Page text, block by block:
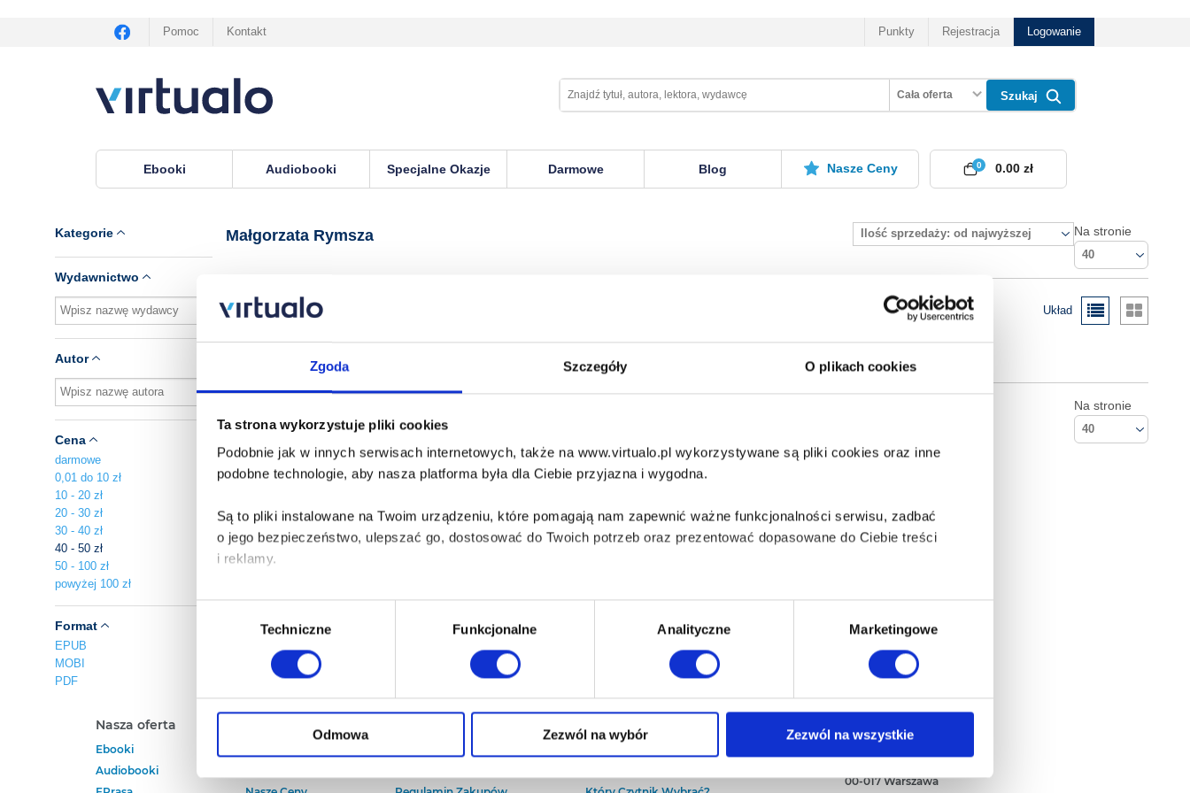
Zgoda Szczegóły O plikach cookies
Ta strona wykorzystuje pliki cookies
Podobnie jak w innych serwisach internetowych, także na www.virtualo.pl wykorzystywane są pliki cookies oraz inne
podobne technologie, aby nasza platforma była dla Ciebie przyjazna i wygodna.
Są to pliki instalowane na Twoim urządzeniu, które pomagają nam zapewnić ważne funkcjonalności serwisu, zadbać
o jego bezpieczeństwo, ulepszać go, dostosować do Twoich potrzeb oraz prezentować dopasowane do Ciebie treści
i reklamy.
Poza plikami, które są nam niezbędne do prawidłowego i bezpiecznego działania serwisu - są także takie, które wymagają
Twojej zgody.
Każda udzielona zgoda poprawi Twoje doświadczenia jeśli jesteś naszym Użytkownikiem.
Wybór
Techniczne Funkcjonalne Analityczne Marketingowe
Odmowa Zezwól na wybór Zezwól na wszystkie
Pomoc Kontakt Punkty Rejestracja Logowanie
Cała oferta Szukaj
Ebooki Audiobooki Specjalne Okazje Darmowe Blog Nasze Ceny 0
0.00 zł
Kategorie
Wydawnictwo
Autor
Cena
darmowe
0,01 do 10 zł
10 - 20 zł
20 - 30 zł
30 - 40 zł
40 - 50 zł
50 - 100 zł
powyżej 100 zł
Format
EPUB
MOBI
PDF
Małgorzata Rymsza Ilość sprzedaży: od najwyższej Na stronie
40
Układ
Na stronie
40
Nasza oferta
Ebooki
Audiobooki
Baza wiedzy
Empik S.A
00-017 Warszawa